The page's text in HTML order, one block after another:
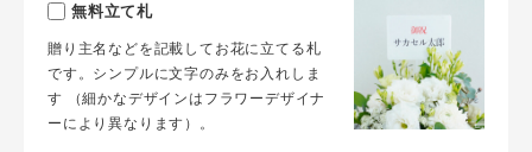
無料立て札
贈り主名などを記載してお花に立てる札
です。シンプルに文字のみをお入れしま
す （細かなデザインはフラワーデザイナ
ーにより異なります）。